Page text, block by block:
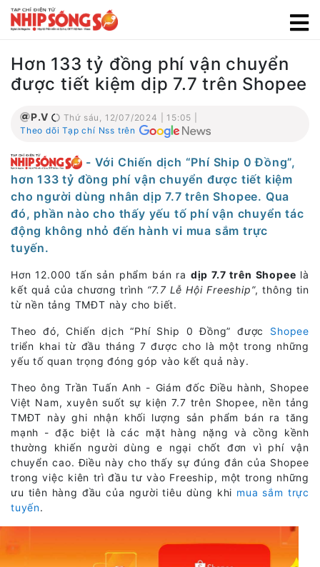
Hơn 133 tỷ đồng phí vận chuyển
được tiết kiệm dịp 7.7 trên Shopee
P.V
Thứ sáu, 12/07/2024 | 15:05 |
Theo dõi Tạp chí Nss trên
- Với Chiến dịch “Phí Ship 0 Đồng”,
hơn 133 tỷ đồng phí vận chuyển được tiết kiệm
cho người dùng nhân dịp 7.7 trên Shopee. Qua
đó, phần nào cho thấy yếu tố phí vận chuyển tác
động không nhỏ đến hành vi mua sắm trực
tuyến.
Hơn 12.000 tấn sản phẩm bán ra dịp 7.7 trên Shopee là
kết quả của chương trình “7.7 Lễ Hội Freeship”, thông tin
từ nền tảng TMĐT này cho biết.
Theo đó, Chiến dịch “Phí Ship 0 Đồng” được Shopee
triển khai từ đầu tháng 7 được cho là một trong những
yếu tố quan trọng đóng góp vào kết quả này.
Theo ông Trần Tuấn Anh - Giám đốc Điều hành, Shopee
Việt Nam, xuyên suốt sự kiện 7.7 trên Shopee, nền tảng
TMĐT này ghi nhận khối lượng sản phẩm bán ra tăng
mạnh - đặc biệt là các mặt hàng nặng và cồng kềnh
thường khiến người dùng e ngại chốt đơn vì phí vận
chuyển cao. Điều này cho thấy sự đúng đắn của Shopee
trong việc kiên trì đầu tư vào Freeship, một trong những
ưu tiên hàng đầu của người tiêu dùng khi mua sắm trực
tuyến.